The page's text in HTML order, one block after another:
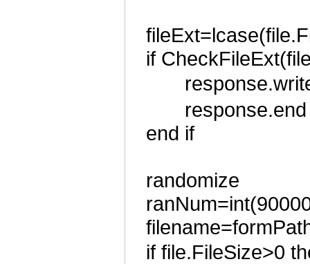
if
response.write
response.end
end if
randomize
if